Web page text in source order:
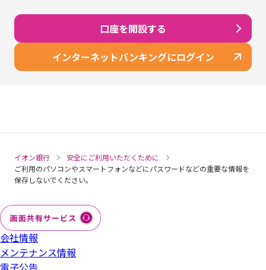
口座を開設する
インターネットバンキングにログイン
イオン銀行
安全にご利用いただくために
ご利用のパソコンやスマートフォンなどにパスワードなどの重要な情報を
保存しないでください。
会社情報
メンテナンス情報
電子公告